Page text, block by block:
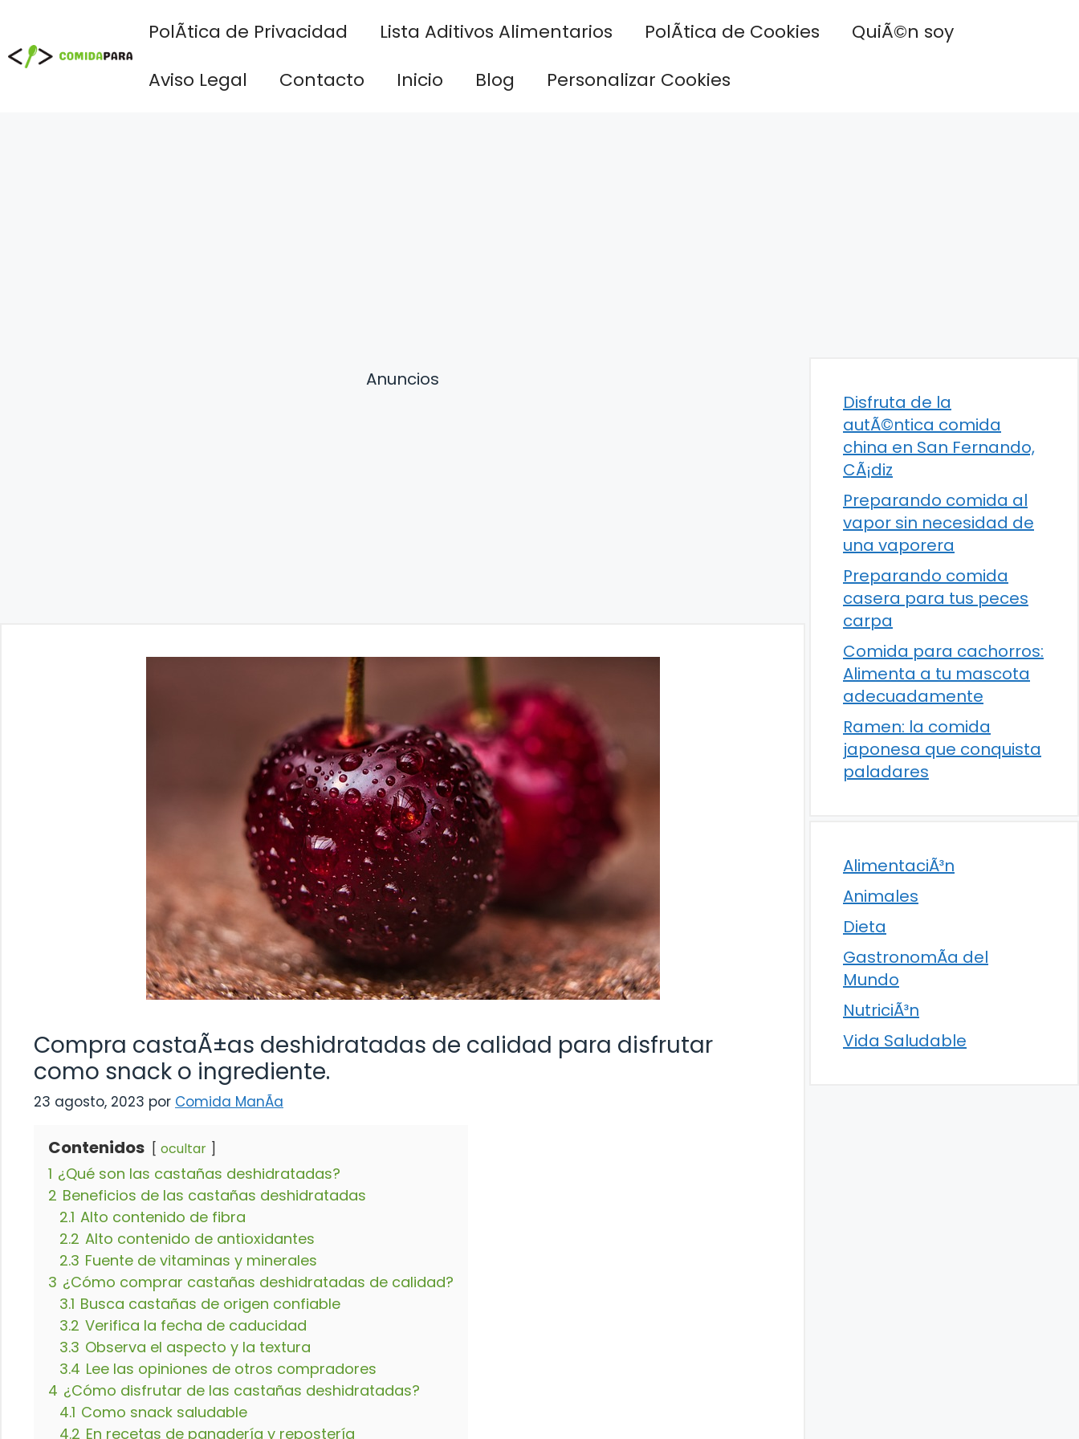
contenido
PolÃ­tica de Privacidad Lista Aditivos Alimentarios PolÃ­tica de Cookies
QuiÃ©n soy
Aviso Legal
Contacto Inicio Blog Personalizar Cookies
Anuncios
Compra castaÃ±as deshidratadas de calidad para disfrutar
como snack o ingrediente.
23 agosto, 2023 por Comida ManÃ­a
Contenidos ocultar
1 ¿Qué son las castañas deshidratadas?
2 Beneficios de las castañas deshidratadas
2.1 Alto contenido de fibra
2.2 Alto contenido de antioxidantes
2.3 Fuente de vitaminas y minerales
3 ¿Cómo comprar castañas deshidratadas de calidad?
3.1 Busca castañas de origen confiable
3.2 Verifica la fecha de caducidad
3.3 Observa el aspecto y la textura
3.4 Lee las opiniones de otros compradores
4 ¿Cómo disfrutar de las castañas deshidratadas?
4.1 Como snack saludable
4.2 En recetas de panadería y repostería
Disfruta de la
autÃ©ntica comida
china en San Fernando,
CÃ¡diz
Preparando comida al
vapor sin necesidad de
una vaporera
Preparando comida
casera para tus peces
carpa
Comida para cachorros:
Alimenta a tu mascota
adecuadamente
Ramen: la comida
japonesa que conquista
paladares
AlimentaciÃ³n
Animales
Dieta
GastronomÃ­a del
Mundo
NutriciÃ³n
Vida Saludable